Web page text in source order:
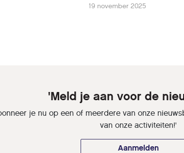
19 november 2025
'Meld je aan voor de
je nu op een of meerdere van onze
van onze activiteiten!'
Aanmelden